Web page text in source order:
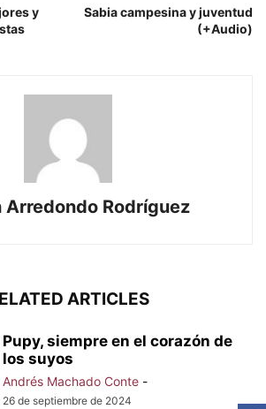
y
Sabia campesina y juventud
(+Audio)
Arredondo Rodríguez
ARTICLES
Pupy, siempre en el corazón de
los suyos
Andrés Machado Conte -
26 de septiembre de 2024